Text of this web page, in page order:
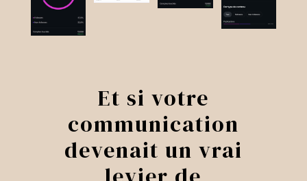
Et si votre
communication
devenait un vrai